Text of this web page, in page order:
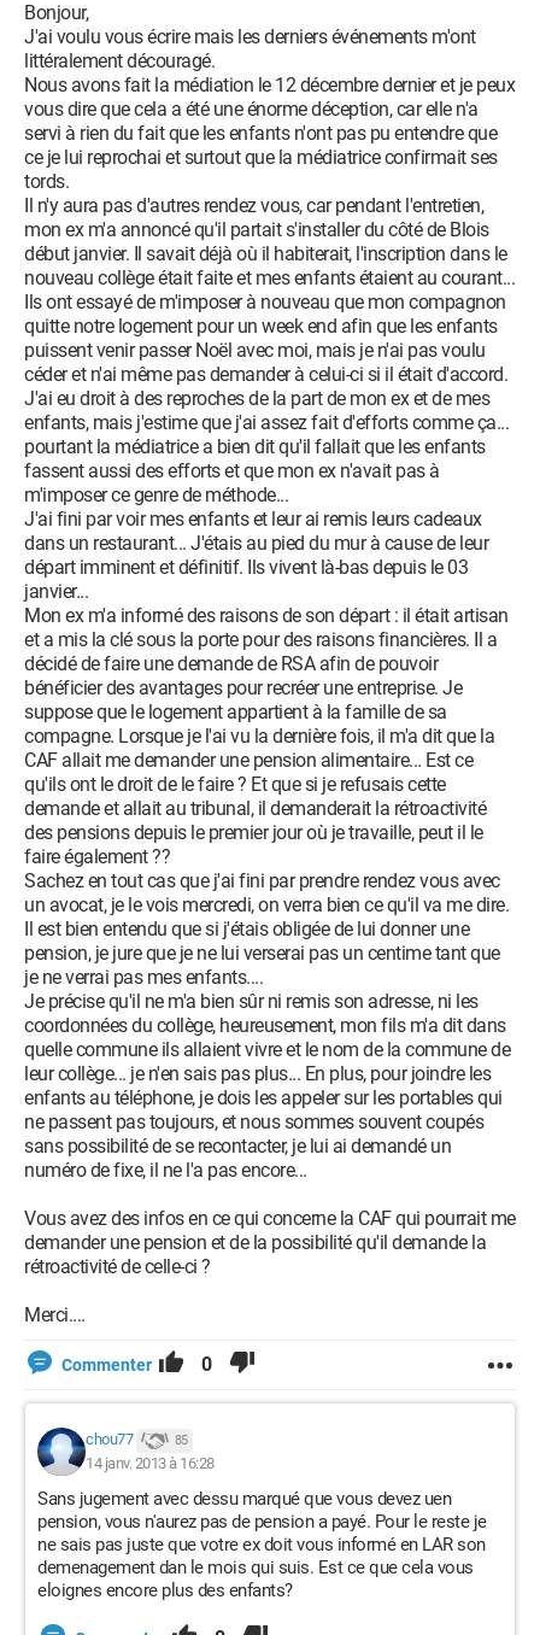
Bonjour,
J'ai voulu vous écrire mais les derniers événements m'ont
littéralement découragé.
Nous avons fait la médiation le 12 décembre dernier et je peux
vous dire que cela a été une énorme déception, car elle n'a
servi à rien du fait que les enfants n'ont pas pu entendre que
ce je lui reprochai et surtout que la médiatrice confirmait ses
tords.
Il n'y aura pas d'autres rendez vous, car pendant l'entretien,
mon ex m'a annoncé qu'il partait s'installer du côté de Blois
début janvier. Il savait déjà où il habiterait, l'inscription dans le
nouveau collège était faite et mes enfants étaient au courant...
Ils ont essayé de m'imposer à nouveau que mon compagnon
quitte notre logement pour un week end afin que les enfants
puissent venir passer Noël avec moi, mais je n'ai pas voulu
céder et n'ai même pas demander à celui-ci si il était d'accord.
J'ai eu droit à des reproches de la part de mon ex et de mes
enfants, mais j'estime que j'ai assez fait d'efforts comme ça...
pourtant la médiatrice a bien dit qu'il fallait que les enfants
fassent aussi des efforts et que mon ex n'avait pas à
m'imposer ce genre de méthode...
J'ai fini par voir mes enfants et leur ai remis leurs cadeaux
dans un restaurant... J'étais au pied du mur à cause de leur
départ imminent et définitif. Ils vivent là-bas depuis le 03
janvier...
Mon ex m'a informé des raisons de son départ : il était artisan
et a mis la clé sous la porte pour des raisons financières. Il a
décidé de faire une demande de RSA afin de pouvoir
bénéficier des avantages pour recréer une entreprise. Je
suppose que le logement appartient à la famille de sa
compagne. Lorsque je l'ai vu la dernière fois, il m'a dit que la
CAF allait me demander une pension alimentaire... Est ce
qu'ils ont le droit de le faire ? Et que si je refusais cette
demande et allait au tribunal, il demanderait la rétroactivité
des pensions depuis le premier jour où je travaille, peut il le
faire également ??
Sachez en tout cas que j'ai fini par prendre rendez vous avec
un avocat, je le vois mercredi, on verra bien ce qu'il va me dire.
Il est bien entendu que si j'étais obligée de lui donner une
pension, je jure que je ne lui verserai pas un centime tant que
je ne verrai pas mes enfants....
Je précise qu'il ne m'a bien sûr ni remis son adresse, ni les
coordonnées du collège, heureusement, mon fils m'a dit dans
quelle commune ils allaient vivre et le nom de la commune de
leur collège... je n'en sais pas plus... En plus, pour joindre les
enfants au téléphone, je dois les appeler sur les portables qui
ne passent pas toujours, et nous sommes souvent coupés
sans possibilité de se recontacter, je lui ai demandé un
numéro de fixe, il ne l'a pas encore...
Vous avez des infos en ce qui concerne la CAF qui pourrait me
demander une pension et de la possibilité qu'il demande la
rétroactivité de celle-ci ?
Merci....
Commenter 0
chou77 85
14 janv. 2013 à 16:28
Sans jugement avec dessu marqué que vous devez uen
pension, vous n'aurez pas de pension a payé. Pour le reste je
ne sais pas juste que votre ex doit vous informé en LAR son
demenagement dan le mois qui suis. Est ce que cela vous
eloignes encore plus des enfants?